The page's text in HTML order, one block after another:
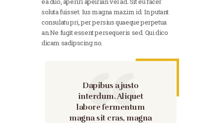
soluta fuisset. Ius magna mazim id. In putant
consulatu pri, per persius quaeque perpetua
an.Ne fugit essent persequeris sed. Qui dico
dicam sadipscing no.
Dapibus a justo
interdum. Aliquet
labore fermentum
magna sit cras, magna